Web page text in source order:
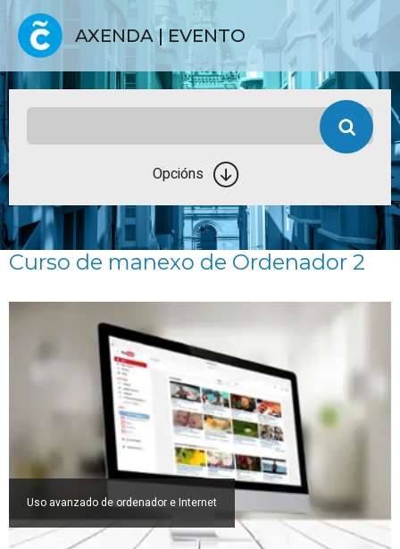
AXENDA | EVENTO
Opcións
Curso de manexo de Ordenador 2
Uso avanzado de ordenador e Internet